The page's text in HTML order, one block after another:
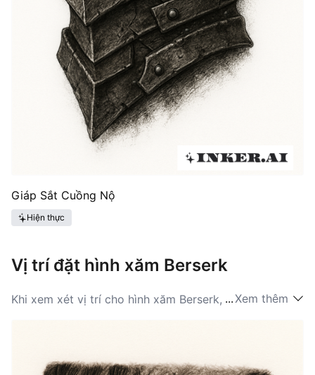
Giáp Sắt Cuồng Nộ
Hiện thực
Vị trí đặt hình xăm Berserk
Khi xem xét vị trí cho hình xăm Berserk, những khu
thể bao gồm các biểu tượng mang tính biểu tượng như
...Xem thêm